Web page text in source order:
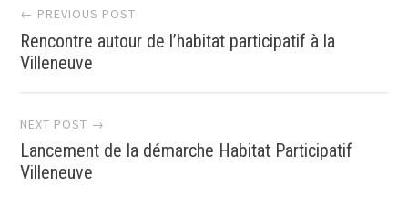
Post
navigation
← PREVIOUS POST
Rencontre autour de l’habitat participatif à la
Villeneuve
NEXT POST →
Lancement de la démarche Habitat Participatif
Villeneuve